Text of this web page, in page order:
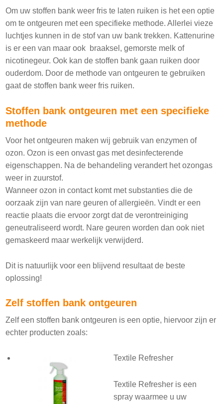
Om uw stoffen bank weer fris te laten ruiken is het een optie
om te ontgeuren met een specifieke methode. Allerlei vieze
luchtjes kunnen in de stof van uw bank trekken. Kattenurine
is er een van maar ook braaksel, gemorste melk of
nicotinegeur. Ook kan de stoffen bank gaan ruiken door
ouderdom. Door de methode van ontgeuren te gebruiken
gaat de stoffen bank weer fris ruiken.
Stoffen bank ontgeuren met een specifieke
methode
Voor het ontgeuren maken wij gebruik van enzymen of
ozon. Ozon is een onvast gas met desinfecterende
eigenschappen. Na de behandeling verandert het ozongas
weer in zuurstof.
Wanneer ozon in contact komt met substanties die de
oorzaak zijn van nare geuren of allergieën. Vindt er een
reactie plaats die ervoor zorgt dat de verontreiniging
geneutraliseerd wordt. Nare geuren worden dan ook niet
gemaskeerd maar werkelijk verwijderd.
Dit is natuurlijk voor een blijvend resultaat de beste
oplossing!
Zelf stoffen bank ontgeuren
Zelf een stoffen bank ontgeuren is een optie, hiervoor zijn er
echter producten zoals:
Textile Refresher
Textile Refresher is een
spray waarmee u uw